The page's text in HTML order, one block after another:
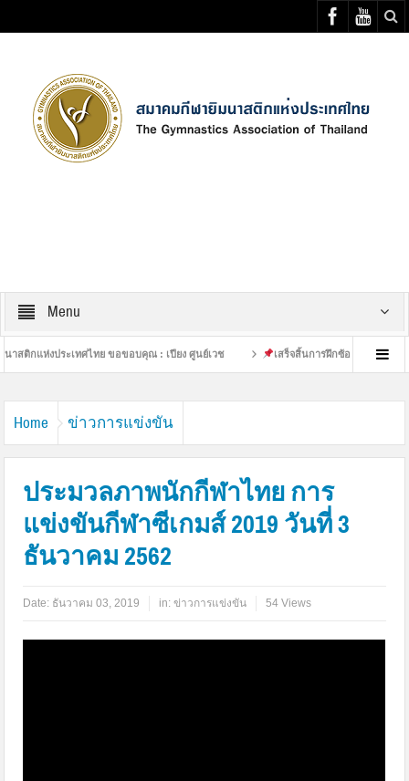
Menu
งประเทศไทย ขอขอบคุณ : เปียง ศูนย์เวช เสร็จสิ้นการฝึกซ้อมที่หนักของนักกีฬา
Home ข่าวการแข่งขัน
ประมวลภาพนักกีฬาไทย การ
แข่งขันกีฬาซีเกมส์ 2019 วันที่ 3
ธันวาคม 2562
Date: ธันวาคม 03, 2019 in:ข่าวการแข่งขัน 54 Views